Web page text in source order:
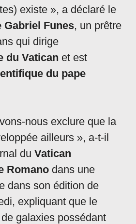
existe », a déclaré le
Gabriel Funes, un prêtre
qui dirige
du Vatican et est
du pape
nous exclure que la
ailleurs », a-t-il
du Vatican
Romano dans une
dans son édition de
expliquant que le
galaxies possédant